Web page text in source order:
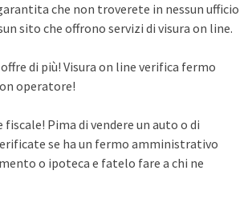
che non troverete in nessun ufficio
sito che offrono servizi di visura on line.
di più! Visura on line verifica fermo
operatore!
fiscale! Pima di vendere un auto o di
se ha un fermo amministrativo
o ipoteca e fatelo fare a chi ne